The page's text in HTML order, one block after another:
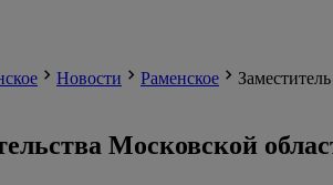
Новости Раменское
Московской